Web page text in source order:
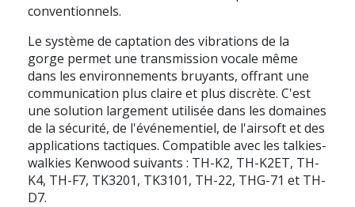
conventionnels.
Le système de captation des vibrations de la
gorge permet une transmission vocale même
dans les environnements bruyants, offrant une
communication plus claire et plus discrète. C'est
une solution largement utilisée dans les domaines
de la sécurité, de l'événementiel, de l'airsoft et des
applications tactiques. Compatible avec les talkies-
walkies Kenwood suivants : TH-K2, TH-K2ET, TH-
K4, TH-F7, TK3201, TK3101, TH-22, THG-71 et TH-
D7.